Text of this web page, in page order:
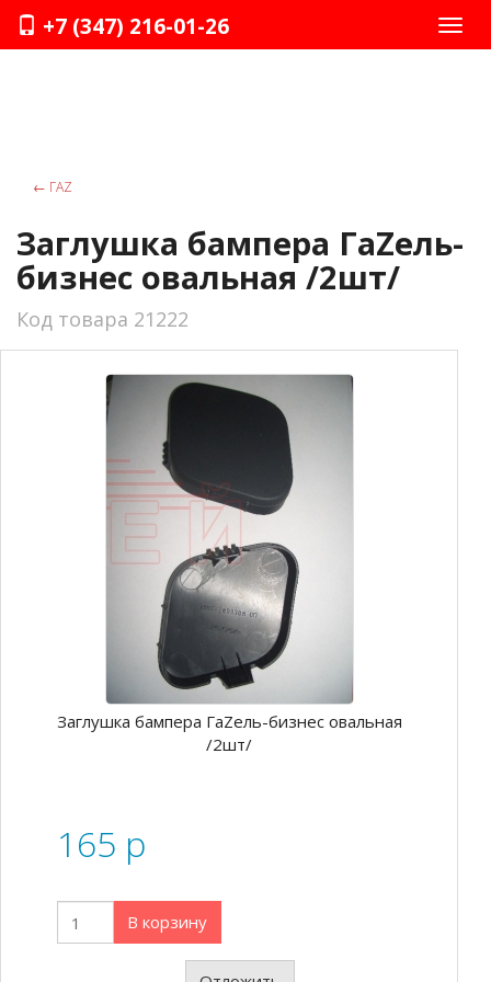
+7 (347) 216-01-26
← ГАZ
Заглушка бампера ГаZель-
бизнес овальная /2шт/
Код товара 21222
Заглушка бампера ГаZель-бизнес овальная
/2шт/
165 p
В корзину